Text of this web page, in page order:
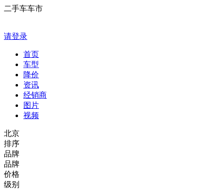
二手车车市
请登录
首页
车型
降价
资讯
经销商
图片
视频
北京
排序
品牌
品牌
价格
级别